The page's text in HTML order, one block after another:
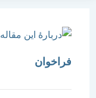
فراخوان